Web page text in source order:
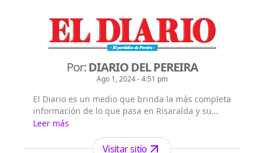
Por:DIARIO DEL PEREIRA
Ago 1, 2024 - 4:51 pm
El Diario es un medio que brinda la más completa
información de lo que pasa en Risaralda y su
capital Pereira, así como en Colombia y el mundo.
Leer más
Visitar sitio